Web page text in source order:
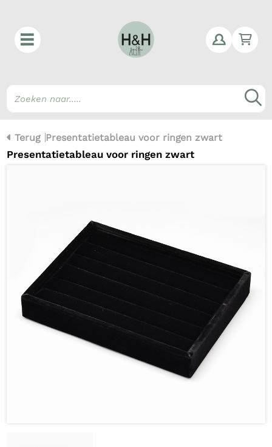
Terug Presentatietableau voor ringen zwart
Presentatietableau voor ringen zwart